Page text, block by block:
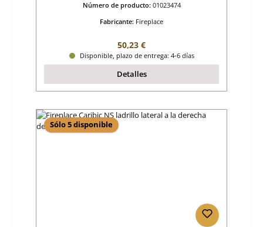
Número de producto: 01023474
Fabricante: Fireplace
Precio normal:
50,23 €
Disponible, plazo de entrega: 4-6 días
Detalles
Sólo 5 disponible